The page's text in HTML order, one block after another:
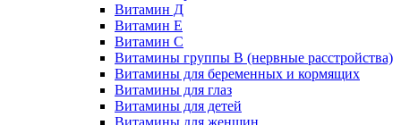
Витамин Д
Витамин Е
Витамин С
Витамины группы В (нервные расстройства)
Витамины для беременных и кормящих
Витамины для глаз
Витамины для детей
Витамины для женщин